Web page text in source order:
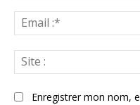
Enregistrer mon nom,